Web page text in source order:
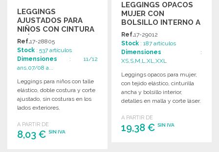
LEGGINGS
AJUSTADOS PARA
NIÑOS CON CINTURA
ELÁSTICA
Ref.17-28805
Stock : 537 artículos
Dimensiones : 11/12
ans,07/08 a...
Leggings para niños con talle
elástico, doble costura y corte
ajustado, sin costuras en los
lados exteriores.
A PARTIR DE
8,03 € SIN IVA
LEGGINGS OPACOS
MUJER CON
BOLSILLO INTERNO A
PRECIOS DE
MAYORISTA
Ref.17-29012
Stock : 187 artículos
Dimensiones :
XS,S,M,L,XL,XXL
Leggings opacos para mujer,
con tejido elástico, cinturilla
ancha y bolsillo interior,
detalles en malla y corte láser.
A PARTIR DE
19,38 €SIN IVA